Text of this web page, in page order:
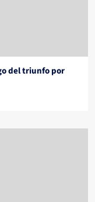
del triunfo por